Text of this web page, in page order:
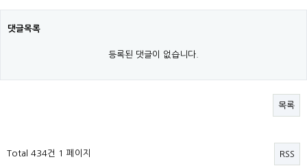
댓글목록
등록된 댓글이 없습니다.
목록
Total 434건 1 페이지 RSS